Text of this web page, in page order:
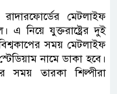
মেটলাইফ
এ নিয়ে যুক্তরাষ্ট্রের দুই
সময় মেটলাইফ
নামে ডাকা হবে।
সময় তারকা শিল্পীরা